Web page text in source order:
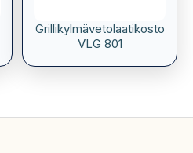
Grillikylmävetolaatikosto
VLG 801